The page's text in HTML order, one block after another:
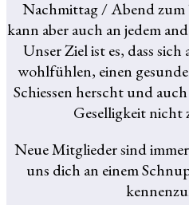
Nachmittag / Abend zum
kann aber auch an jedem
Unser Ziel ist es, dass
wohlfühlen, einen
Schiessen herscht und
Geselligkeit nicht
Neue Mitglieder sind
uns dich an einem